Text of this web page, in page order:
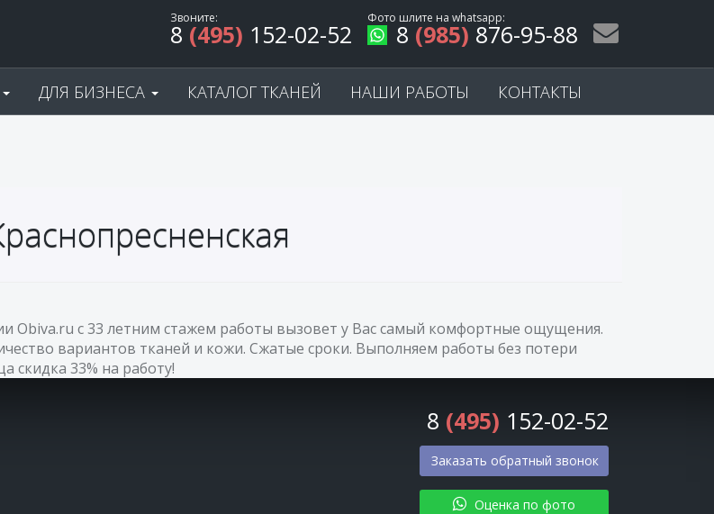
Звоните:
8 (495) 152-02-52
Фото шлите на whatsapp:
8 (985) 876-95-88
ДЛЯ БИЗНЕСА КАТАЛОГ ТКАНЕЙ НАШИ РАБОТЫ КОНТАКТЫ
Obiva.ru с 33 летним стажем работы вызовет у Вас самый комфортные ощущения.
вариантов тканей и кожи. Сжатые сроки. Выполняем работы без потери
скидка 33% на работу!
8 (495) 152-02-52
Заказать обратный звонок
Оценка по фото